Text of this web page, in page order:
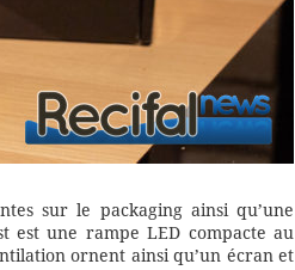
sur le packaging ainsi qu’une
est une rampe LED compacte au
ornent ainsi qu’un écran et